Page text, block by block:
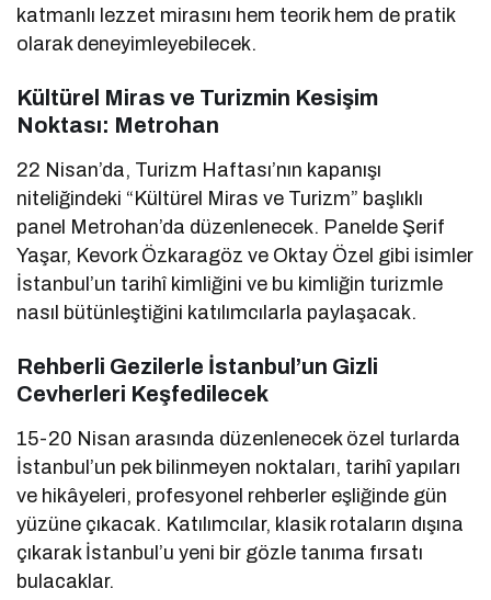
katmanlı lezzet mirasını hem teorik hem de pratik
olarak deneyimleyebilecek.
Kültürel Miras ve Turizmin Kesişim
Noktası: Metrohan
22 Nisan’da, Turizm Haftası’nın kapanışı
niteliğindeki “Kültürel Miras ve Turizm” başlıklı
panel Metrohan’da düzenlenecek. Panelde Şerif
Yaşar, Kevork Özkaragöz ve Oktay Özel gibi isimler
İstanbul’un tarihî kimliğini ve bu kimliğin turizmle
nasıl bütünleştiğini katılımcılarla paylaşacak.
Rehberli Gezilerle İstanbul’un Gizli
Cevherleri Keşfedilecek
15-20 Nisan arasında düzenlenecek özel turlarda
İstanbul’un pek bilinmeyen noktaları, tarihî yapıları
ve hikâyeleri, profesyonel rehberler eşliğinde gün
yüzüne çıkacak. Katılımcılar, klasik rotaların dışına
çıkarak İstanbul’u yeni bir gözle tanıma fırsatı
bulacaklar.